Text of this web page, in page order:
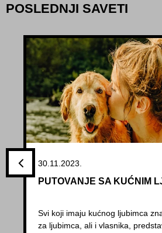
POSLEDNJI SAVETI
30.11.2023.
PUTOVANJE SA KUĆNIM
Svi koji imaju kućnog ljubimca
za ljubimca, ali i vlasnika,